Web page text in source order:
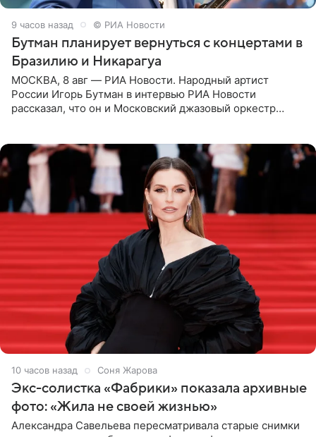
9 часов назад © РИА Новости
Бутман планирует вернуться с концертами в
Бразилию и Никарагуа
МОСКВА, 8 авг — РИА Новости. Народный артист
России Игорь Бутман в интервью РИА Новости
рассказал, что он и Московский джазовый оркестр
10 часов назад Соня Жарова
Экс-солистка «Фабрики» показала архивные
фото: «Жила не своей жизнью»
Александра Савельева пересматривала старые снимки